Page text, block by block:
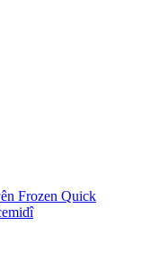
Frozen Quick